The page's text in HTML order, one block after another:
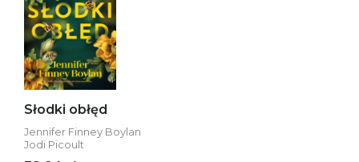
Słodki obłęd
Jennifer Finney Boylan
Jodi Picoult